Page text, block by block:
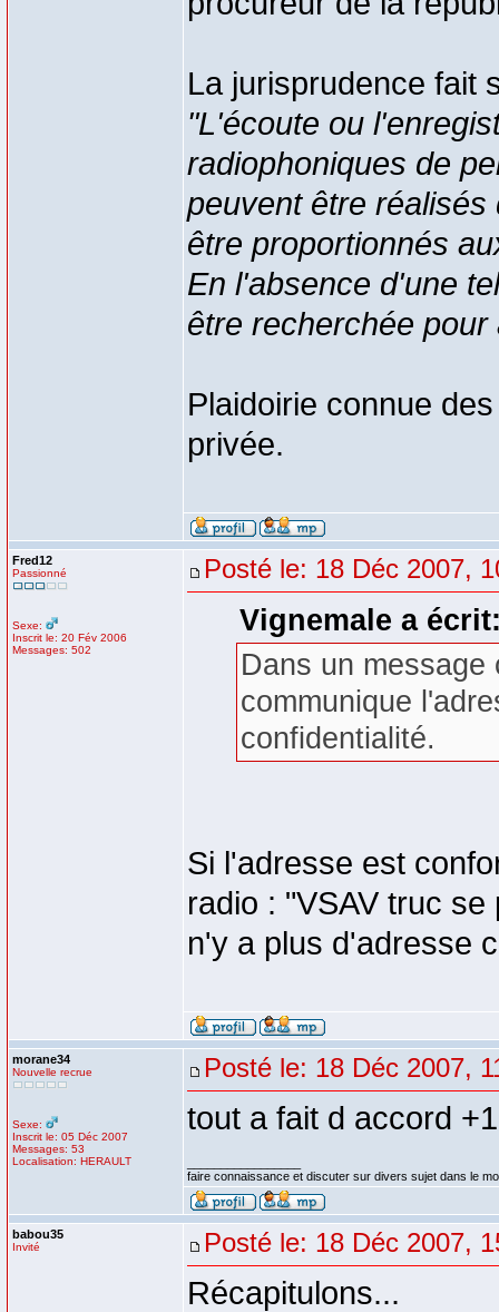
La jurisprudence fait
"L'écoute ou
radiophoniques de
peuvent être
être proportionnés
En l'absence d'une
être recherchée
Plaidoirie connue
privée.
Fred12
Passionné
Sexe:
Inscrit le: 20 Fév 2006
Messages: 502
Posté le: 18 Déc 2007,
Vignemale a
Dans un message
communique
confidentialité.
Si l'adresse est
radio : "VSAV truc
n'y a plus d'adresse
morane34
Nouvelle recrue
Sexe:
Inscrit le: 05 Déc 2007
Messages: 53
Localisation: HERAULT
Posté le: 18 Déc 2007,
tout a fait d accord
faire connaissance et discuter sur divers sujet dans le
babou35
Invité Posté le: 18 Déc 2007,
Récapitulons...